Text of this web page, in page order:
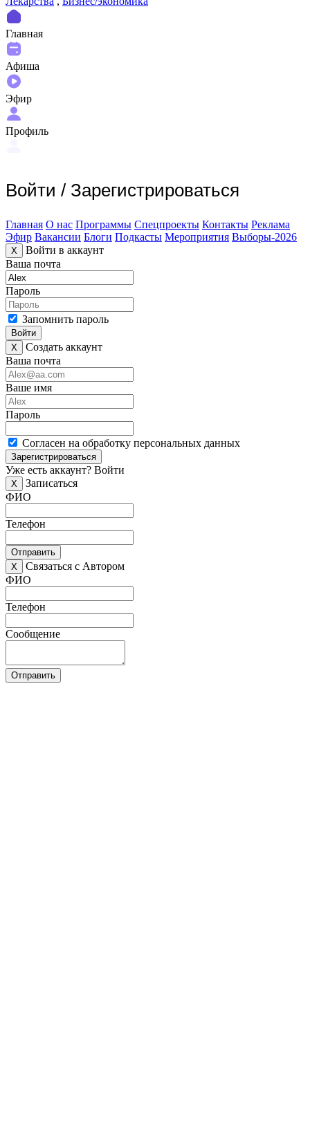
Главная
Афиша
Эфир
Профиль
Войти / Зарегистрироваться
Главная О нас Программы Спецпроекты Контакты Реклама
Эфир Вакансии Блоги Подкасты Мероприятия Выборы-2026
X
Войти в аккаунт
Ваша почта
Пароль
Запомнить пароль
Войти
X
Создать аккаунт
Ваша почта
Ваше имя
Пароль
Согласен на обработку персональных данных
Зарегистрироваться
Уже есть аккаунт? Войти
X
Записаться
ФИО
Телефон
Отправить
X
Связаться с Автором
ФИО
Телефон
Сообщение
Отправить